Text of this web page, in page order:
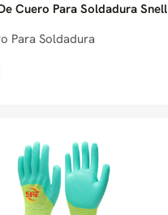
Cuero Para Soldadura Snell
Para Soldadura